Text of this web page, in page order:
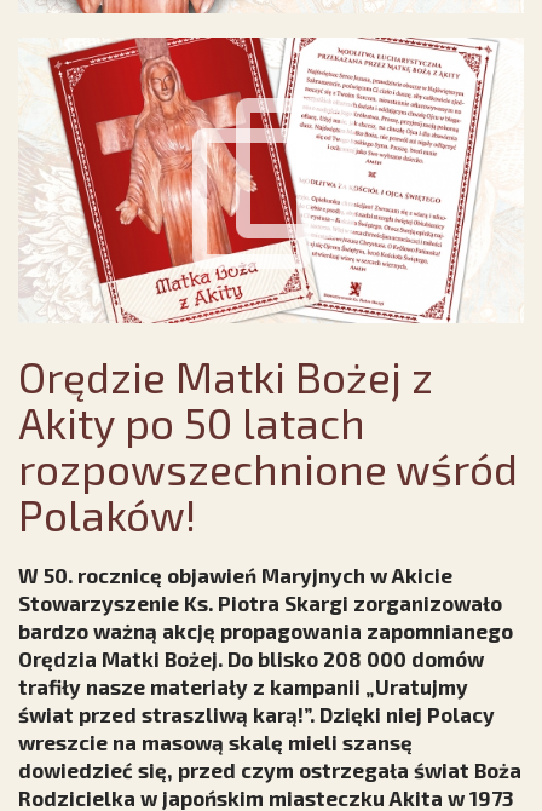
Orędzie Matki Bożej z
Akity po 50 latach
rozpowszechnione wśród
Polaków!
W 50. rocznicę objawień Maryjnych w Akicie
Stowarzyszenie Ks. Piotra Skargi zorganizowało
bardzo ważną akcję propagowania zapomnianego
Orędzia Matki Bożej. Do blisko 208 000 domów
trafiły nasze materiały z kampanii „Uratujmy
świat przed straszliwą karą!”. Dzięki niej Polacy
wreszcie na masową skalę mieli szansę
dowiedzieć się, przed czym ostrzegała świat Boża
Rodzicielka w japońskim miasteczku Akita w 1973